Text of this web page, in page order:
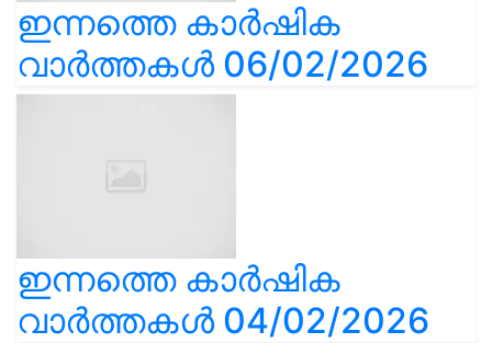
ഇന്നത്തെ കാർഷിക
വാർത്തകൾ 06/02/2026
ഇന്നത്തെ കാർഷിക
വാർത്തകൾ 04/02/2026